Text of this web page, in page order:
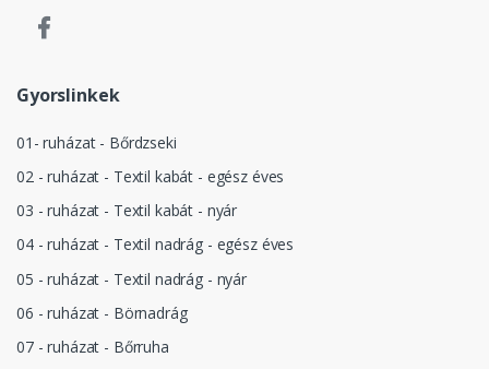
Gyorslinkek
01- ruházat - Bőrdzseki
02 - ruházat - Textil kabát - egész éves
03 - ruházat - Textil kabát - nyár
04 - ruházat - Textil nadrág - egész éves
05 - ruházat - Textil nadrág - nyár
06 - ruházat - Börnadrág
07 - ruházat - Bőrruha